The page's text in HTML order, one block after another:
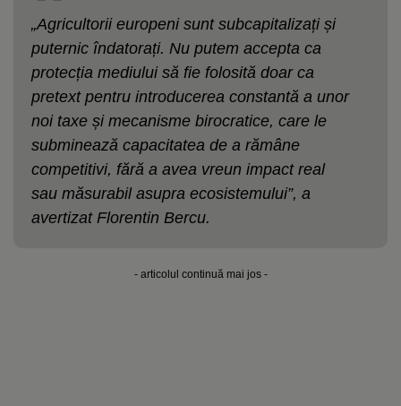
„Agricultorii europeni sunt subcapitalizați și
puternic îndatorați. Nu putem accepta ca
protecția mediului să fie folosită doar ca
pretext pentru introducerea constantă a unor
noi taxe și mecanisme birocratice, care le
subminează capacitatea de a rămâne
competitivi, fără a avea vreun impact real
sau măsurabil asupra ecosistemului”, a
avertizat Florentin Bercu.
- articolul continuă mai jos -